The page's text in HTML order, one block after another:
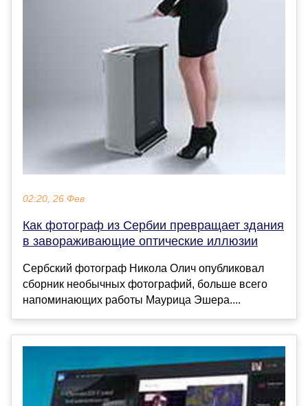
02:20, 26 Фев
Как фотограф из Сербии превращает здания
в завораживающие оптические иллюзии
Сербский фотограф Никола Олич опубликовал
сборник необычных фотографий, больше всего
напоминающих работы Маурица Эшера....